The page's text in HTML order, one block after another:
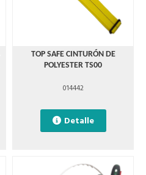
TOP SAFE CINTURÓN DE
POLYESTER TS00
014442
Detalle